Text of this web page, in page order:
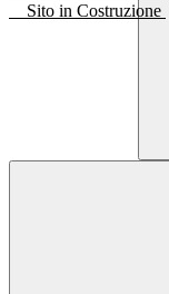
Sito in Costruzione